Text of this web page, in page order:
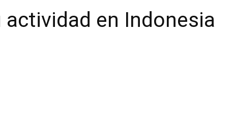
en Indonesia